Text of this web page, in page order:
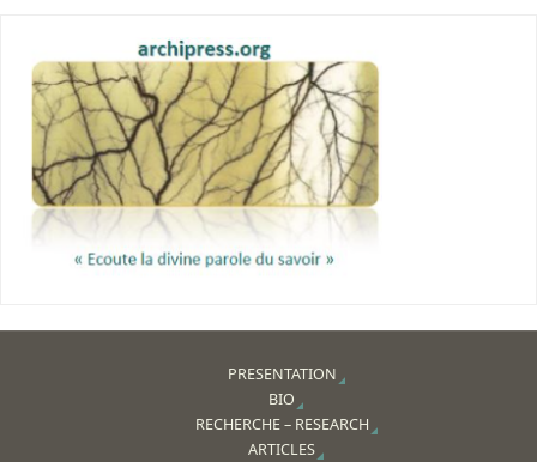
PRESENTATION
BIO
RECHERCHE – RESEARCH
ARTICLES